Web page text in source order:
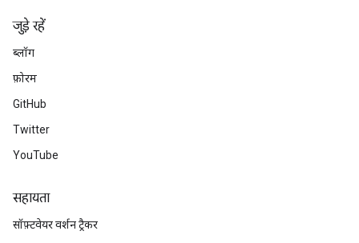
जुड़े रहें
ब्लॉग
फ़ोरम
GitHub
Twitter
YouTube
सहायता
सॉफ़्टवेयर वर्शन ट्रैकर